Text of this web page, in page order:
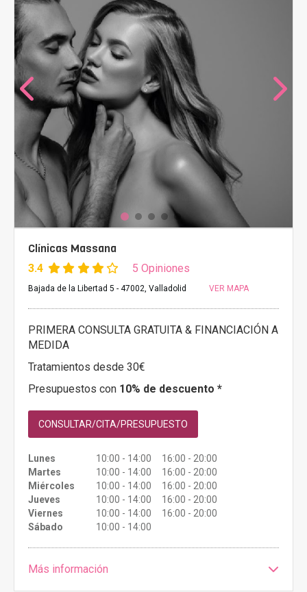
Clínicas Massana
3.4 5 Opiniones
Bajada de la Libertad 5 - 47002, Valladolid VER MAPA
PRIMERA CONSULTA GRATUITA & FINANCIACIÓN A
MEDIDA
Tratamientos desde 30€
Presupuestos con 10% de descuento *
CONSULTAR/CITA/PRESUPUESTO
Lunes
10:00 - 14:00 16:00 - 20:00
Martes
10:00 - 14:00 16:00 - 20:00
Miércoles
10:00 - 14:00 16:00 - 20:00
Jueves
10:00 - 14:00 16:00 - 20:00
Viernes
10:00 - 14:00 16:00 - 20:00
Sábado
10:00 - 14:00
Más información